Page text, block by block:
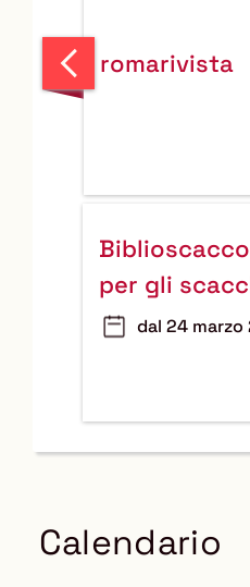
Leggi
la
romarivista
per gli
dal 24 marzo
Calendario